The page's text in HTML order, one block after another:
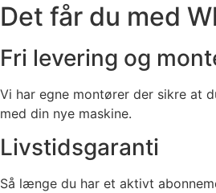
Det får du med
Fri levering og
Vi har egne montører der sikre at
med din nye maskine.
Livstidsgaranti
Så længe du har et aktivt